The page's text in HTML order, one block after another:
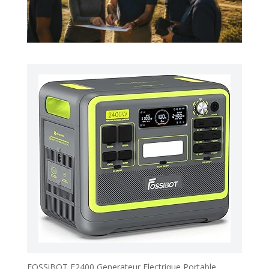
FOSSiBOT F2400 Generateur Electrique Portable,